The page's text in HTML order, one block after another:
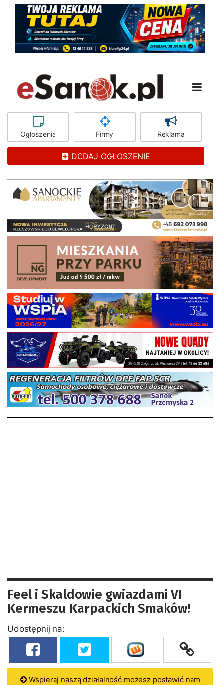
Ogłoszenia Firmy Reklama
DODAJ OGŁOSZENIE
Feel i Skaldowie gwiazdami VI
Kermeszu Karpackich Smaków!
Udostępnij na:
Wspieraj naszą działalność możesz postawić nam